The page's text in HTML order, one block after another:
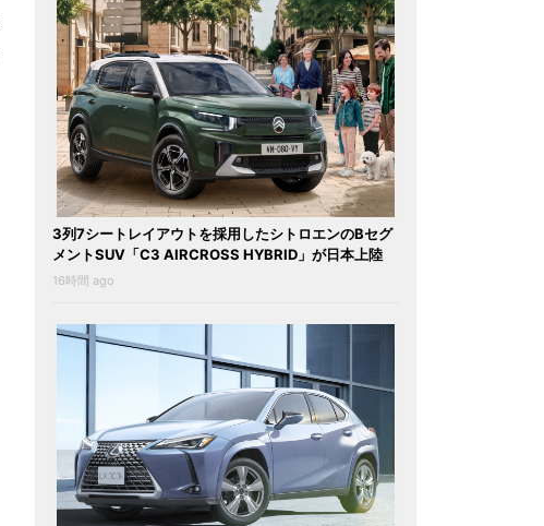
3列7シートレイアウトを採用したシトロエンのBセグ
メントSUV「C3 AIRCROSS HYBRID」が日本上陸
16時間 ago